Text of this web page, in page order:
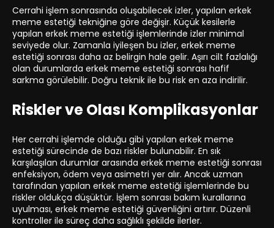
Cerrahi işlem sonrasında oluşabilecek izler, yapılan erkek
meme estetiği tekniğine göre değişir. Küçük kesilerle
yapılan erkek meme estetiği işlemlerinde izler minimal
seviyede olur. Zamanla iyileşen bu izler, erkek meme
estetiği sonrası daha az belirgin hale gelir. Aşırı cilt fazlalığı
olan durumlarda erkek meme estetiği sonrası hafif
sarkma görülebilir. Doğru teknik ile bu risk en aza indirilir.
Riskler ve Olası Komplikasyonlar
Her cerrahi işlemde olduğu gibi yapılan erkek meme
estetiği sürecinde de bazı riskler bulunabilir. En sık
karşılaşılan durumlar arasında erkek meme estetiği sonrası
enfeksiyon, ödem veya asimetri yer alır. Ancak uzman
tarafından yapılan erkek meme estetiği işlemlerinde bu
riskler oldukça düşüktür. İşlem sonrası bakım kurallarına
uyulması, erkek meme estetiği güvenliğini artırır. Düzenli
kontroller ile süreç daha sağlıklı şekilde ilerler.